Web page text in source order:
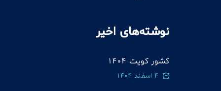
نوشته‌های اخیر
کشور کویت 1404
4 اسفند 1404